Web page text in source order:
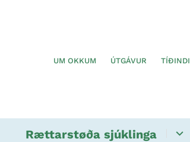
UM OKKUM ÚTGÁVUR TÍÐINDI
Rættarstøða sjúklinga